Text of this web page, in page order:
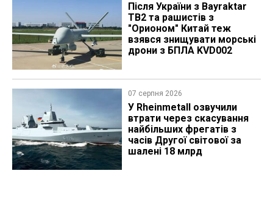
Після України з Bayraktar
TB2 та рашистів з
"Орионом" Китай теж
взявся знищувати морські
дрони з БПЛА KVD002
07 серпня 2026
У Rheinmetall озвучили
втрати через скасування
найбільших фрегатів з
часів Другої світової за
шалені 18 млрд